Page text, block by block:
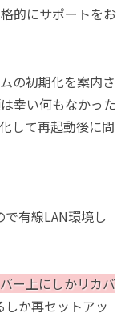
的にサポートをお
の初期化を案内さ
幸い何もなかった
して再起動後に問
有線LAN環境し
ー上にしかリカバ
か再セットアッ